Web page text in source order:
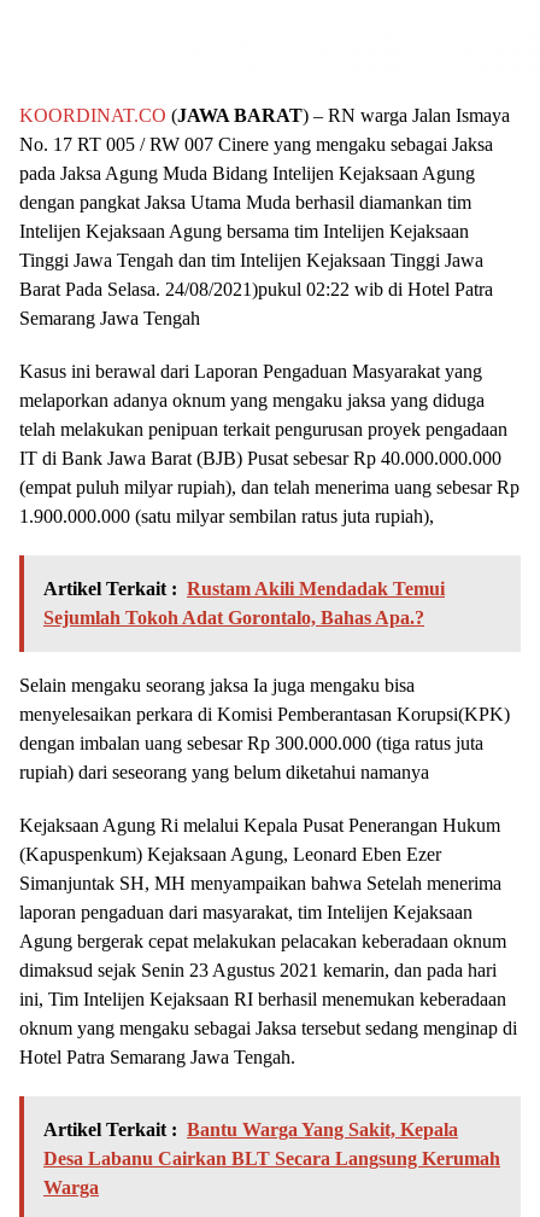
KOORDINAT.CO (JAWA BARAT) – RN warga Jalan Ismaya
No. 17 RT 005 / RW 007 Cinere yang mengaku sebagai Jaksa
pada Jaksa Agung Muda Bidang Intelijen Kejaksaan Agung
dengan pangkat Jaksa Utama Muda berhasil diamankan tim
Intelijen Kejaksaan Agung bersama tim Intelijen Kejaksaan
Tinggi Jawa Tengah dan tim Intelijen Kejaksaan Tinggi Jawa
Barat Pada Selasa. 24/08/2021)pukul 02:22 wib di Hotel Patra
Semarang Jawa Tengah
Kasus ini berawal dari Laporan Pengaduan Masyarakat yang
melaporkan adanya oknum yang mengaku jaksa yang diduga
telah melakukan penipuan terkait pengurusan proyek pengadaan
IT di Bank Jawa Barat (BJB) Pusat sebesar Rp 40.000.000.000
(empat puluh milyar rupiah), dan telah menerima uang sebesar Rp
1.900.000.000 (satu milyar sembilan ratus juta rupiah),
Artikel Terkait : Rustam Akili Mendadak Temui
Sejumlah Tokoh Adat Gorontalo, Bahas Apa.?
Selain mengaku seorang jaksa Ia juga mengaku bisa
menyelesaikan perkara di Komisi Pemberantasan Korupsi(KPK)
dengan imbalan uang sebesar Rp 300.000.000 (tiga ratus juta
rupiah) dari seseorang yang belum diketahui namanya
Kejaksaan Agung Ri melalui Kepala Pusat Penerangan Hukum
(Kapuspenkum) Kejaksaan Agung, Leonard Eben Ezer
Simanjuntak SH, MH menyampaikan bahwa Setelah menerima
laporan pengaduan dari masyarakat, tim Intelijen Kejaksaan
Agung bergerak cepat melakukan pelacakan keberadaan oknum
dimaksud sejak Senin 23 Agustus 2021 kemarin, dan pada hari
ini, Tim Intelijen Kejaksaan RI berhasil menemukan keberadaan
oknum yang mengaku sebagai Jaksa tersebut sedang menginap di
Hotel Patra Semarang Jawa Tengah.
Artikel Terkait : Bantu Warga Yang Sakit, Kepala
Desa Labanu Cairkan BLT Secara Langsung Kerumah
Warga